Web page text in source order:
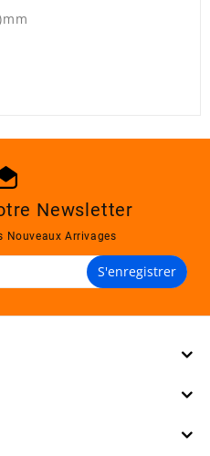
Newsletter
Nouveaux Arrivages
S'enregistrer